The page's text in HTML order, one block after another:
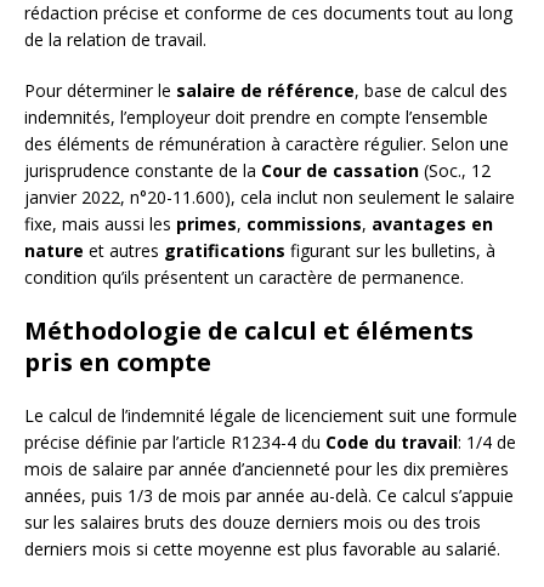
rédaction précise et conforme de ces documents tout au long
de la relation de travail.
Pour déterminer le salaire de référence, base de calcul des
indemnités, l’employeur doit prendre en compte l’ensemble
des éléments de rémunération à caractère régulier. Selon une
jurisprudence constante de la Cour de cassation (Soc., 12
janvier 2022, n°20-11.600), cela inclut non seulement le salaire
fixe, mais aussi les primes, commissions, avantages en
nature et autres gratifications figurant sur les bulletins, à
condition qu’ils présentent un caractère de permanence.
Méthodologie de calcul et éléments
pris en compte
Le calcul de l’indemnité légale de licenciement suit une formule
précise définie par l’article R1234-4 du Code du travail: 1/4 de
mois de salaire par année d’ancienneté pour les dix premières
années, puis 1/3 de mois par année au-delà. Ce calcul s’appuie
sur les salaires bruts des douze derniers mois ou des trois
derniers mois si cette moyenne est plus favorable au salarié.